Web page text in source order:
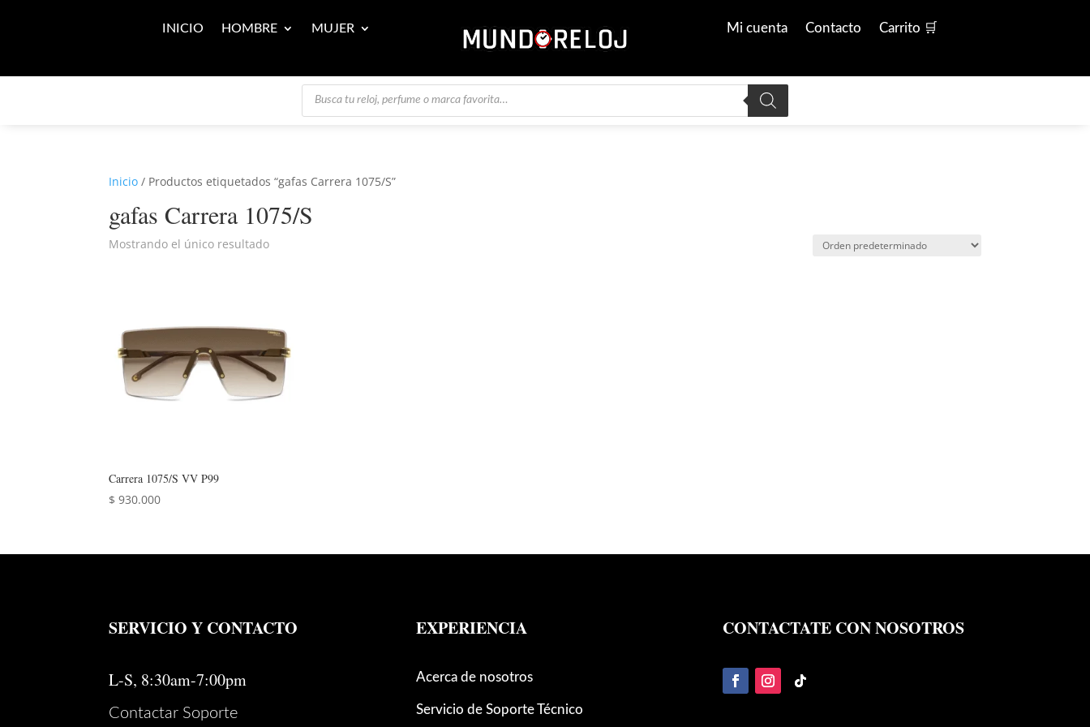
INICIO HOMBRE MUJER Mi cuenta Contacto Carrito 🛒
Búsqueda
productos
Inicio / Productos etiquetados “gafas Carrera 1075/S”
gafas Carrera 1075/S
Mostrando el único resultado
Carrera 1075/S VV P99
$ 930.000
SERVICIO Y CONTACTO
L-S, 8:30am-7:00pm
Contactar Soporte
EXPERIENCIA
Acerca de nosotros
Servicio de Soporte Técnico
CONTACTATE CON NOSOTROS